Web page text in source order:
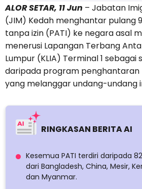
ALOR SETAR, 11 Jun – Jabatan
(JIM) Kedah menghantar pulang
tanpa izin (PATI) ke negara asal
menerusi Lapangan Terbang
Lumpur (KLIA) Terminal 1 sebagai
daripada program penghantaran
yang melanggar undang-undang
RINGKASAN BERITA AI
Kesemua PATI terdiri daripada
dari Bangladesh, China, Mesir,
dan Myanmar.